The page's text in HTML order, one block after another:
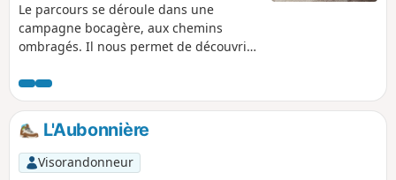
Le parcours se déroule dans une
campagne bocagère, aux chemins
ombragés. Il nous permet de découvrir
L'Aubonnière
Visorandonneur